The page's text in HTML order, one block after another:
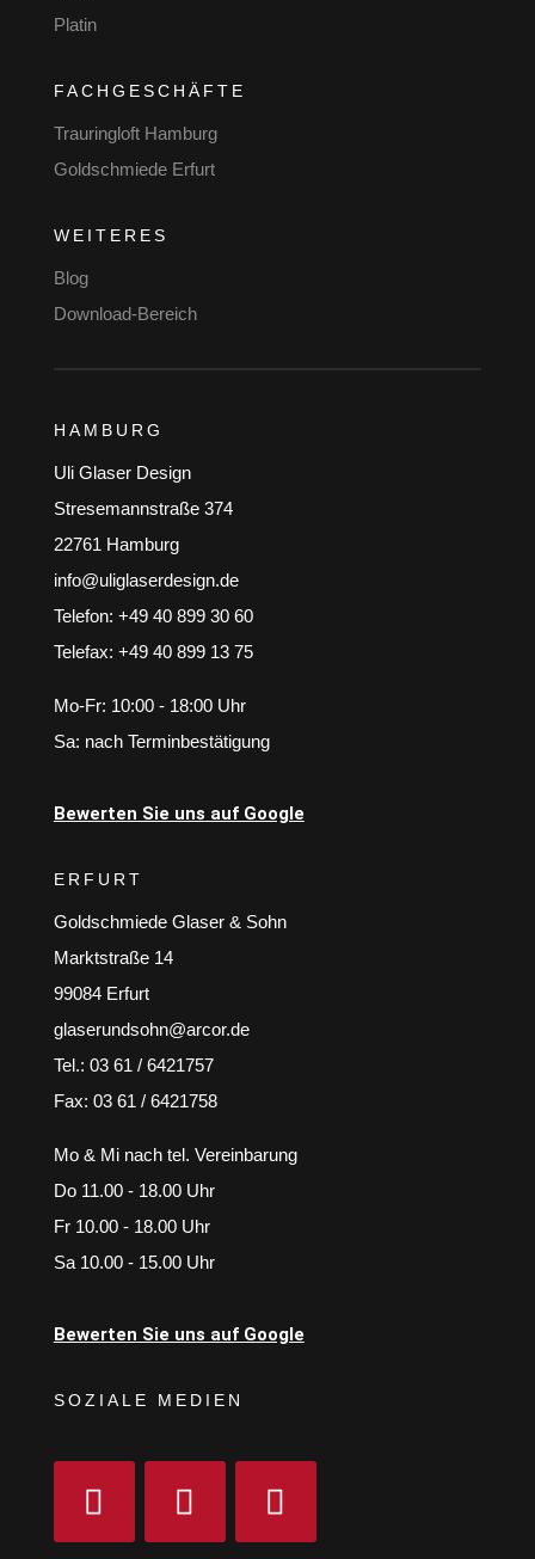
Platin
FACHGESCHÄFTE
Trauringloft Hamburg
Goldschmiede Erfurt
WEITERES
Blog
Download-Bereich
HAMBURG
Uli Glaser Design
Stresemannstraße 374
22761 Hamburg
info@uliglaserdesign.de
Telefon: +49 40 899 30 60
Telefax: +49 40 899 13 75
Mo-Fr: 10:00 - 18:00 Uhr
Sa: nach Terminbestätigung
Bewerten Sie uns auf Google
ERFURT
Goldschmiede Glaser & Sohn
Marktstraße 14
99084 Erfurt
glaserundsohn@arcor.de
Tel.: 03 61 / 6421757
Fax: 03 61 / 6421758
Mo & Mi nach tel. Vereinbarung
Do 11.00 - 18.00 Uhr
Fr 10.00 - 18.00 Uhr
Sa 10.00 - 15.00 Uhr
Bewerten Sie uns auf Google
SOZIALE MEDIEN